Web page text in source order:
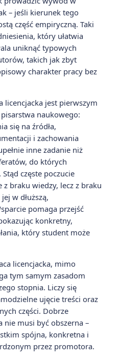
– jeśli kierunek tego
część empiryczną. Taki
który ułatwia
uniknąć typowych
takich jak zbyt
charakter pracy bez
licencjacka jest pierwszym
naukowego:
się na źródła,
i zachowania
inne zadanie niż
do których
częste poczucie
z braku wiedzy, lecz z braku
w dłuższą,
pomaga przejść
konkretny,
który student może
licencjacka, mimo
tym samym zasadom
stopnia. Liczy się
ujęcie treści oraz
części. Dobrze
nie musi być obszerna –
spójna, konkretna i
przez promotora.